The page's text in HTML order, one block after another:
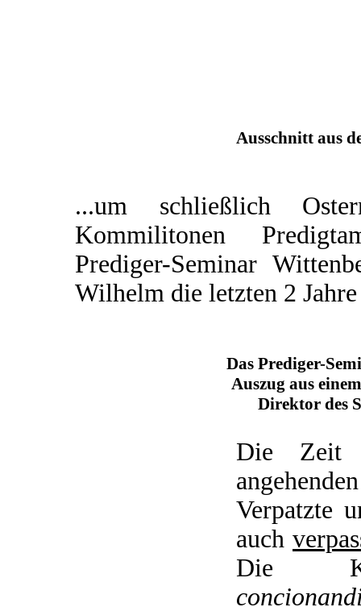
Ausschnitt aus
...um schließlich
Kommilitonen
Prediger-Seminar
Wilhelm die letzten 2
Das Prediger-
Auszug aus
Direktor des
Die Zeit
Verpatzte
auch
Die